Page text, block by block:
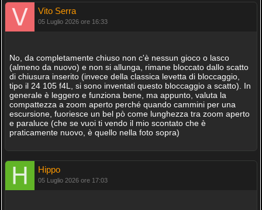
Vito Serra
05 Luglio 2026 ore 16:33
No, da completamente chiuso non c'è nessun gioco o lasco
(almeno da nuovo) e non si allunga, rimane bloccato dallo scatto
di chiusura inserito (invece della classica levetta di bloccaggio,
tipo il 24 105 f4L, si sono inventati questo bloccaggio a scatto). In
generale è leggero e funziona bene, ma appunto, valuta la
compattezza a zoom aperto perché quando cammini per una
escursione, fuoriesce un bel pò come lunghezza tra zoom aperto
e paraluce (che se vuoi ti vendo il mio scontato che è
praticamente nuovo, è quello nella foto sopra)
Hippo
05 Luglio 2026 ore 17:03